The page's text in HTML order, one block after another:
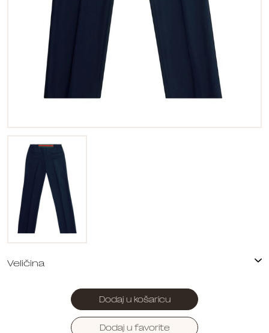
Dodaj u košaricu
Dodaj u favorite